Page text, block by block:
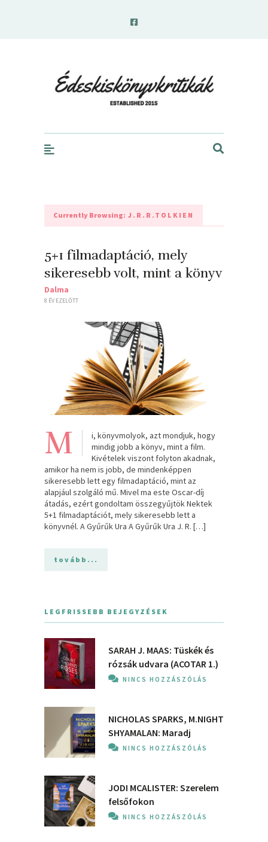
Currently Browsing: J.R.R.TOLKIEN
5+1 filmadaptáció, mely
sikeresebb volt, mint a könyv
Dalma
8 ÉV EZELŐTT
M
i, könyvmolyok, azt mondjuk, hogy
mindig jobb a könyv, mint a film.
Kivételek viszont folyton akadnak,
amikor ha nem is jobb, de mindenképpen
sikeresebb lett egy filmadaptáció, mint az
alapjául szolgáló mű. Mivel ma este Oscar-díj
átadás, ezért gondoltam összegyűjtök Nektek
5+1 filmadaptációt, mely sikeresebb lett a
könyvnél. A Gyűrűk Ura A Gyűrűk Ura J. R. […]
tovább...
LEGFRISSEBB BEJEGYZÉSEK
SARAH J. MAAS: Tüskék és
rózsák udvara (ACOTAR 1.)
NINCS HOZZÁSZÓLÁS
NICHOLAS SPARKS, M.NIGHT
SHYAMALAN: Maradj
NINCS HOZZÁSZÓLÁS
JODI MCALISTER: Szerelem
felsőfokon
NINCS HOZZÁSZÓLÁS